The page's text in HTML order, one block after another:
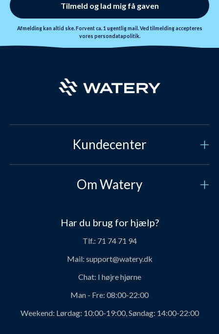
Tilmeld og lad mig få gaven
Afmelding kan altid ske. Forvent ca. 1 ugentlig mail. Ved tilmelding accepteres
vores persondatapolitik.
Kundecenter
Kontakt os
Retur og ombytning
Rabatkoder
Produktanbefalinger fra Watery
Om Watery
Om Watery produkter
Personerne bag Watery
Svømmeklub-aftaler
Har du brug for hjælp?
Tlf.: 71 74 71 94
Mail: support@watery.dk
Chat: I højre hjørne
Man - Fre: 08:00-22:00
Weekend: Lørdag: 10:00-19:00, Søndag: 14:00-22:00